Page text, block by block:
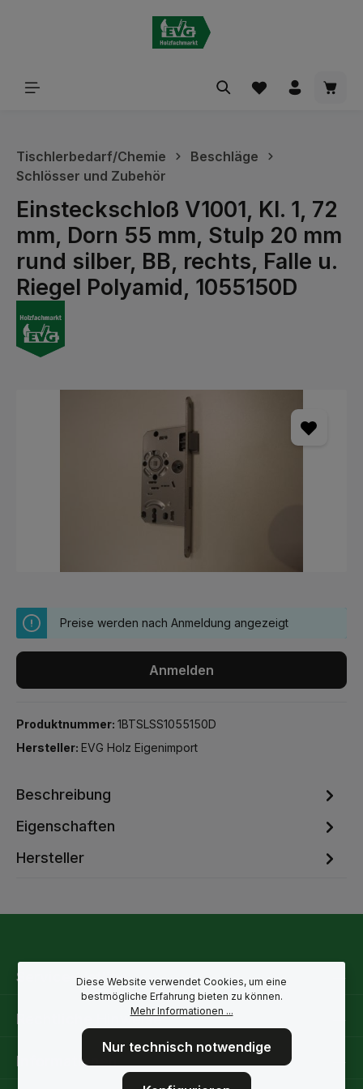
Tischlerbedarf/Chemie
Beschläge
Schlösser und Zubehör
Einsteckschloß V1001, Kl. 1, 72
mm, Dorn 55 mm, Stulp 20 mm
rund silber, BB, rechts, Falle u.
Riegel Polyamid, 1055150D
Preise werden nach Anmeldung angezeigt
Anmelden
Produktnummer: 1BTSLSS1055150D
Hersteller: EVG Holz Eigenimport
Beschreibung
Eigenschaften
Hersteller
Service-Hotline
Rechtliche Hinweise
Informationen
Diese Website verwendet Cookies, um eine
bestmögliche Erfahrung bieten zu können.
Mehr Informationen ...
Nur technisch notwendige